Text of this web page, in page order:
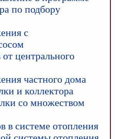
по подбору
с
центрального
частного дома
и коллектора
со множеством
в системе отопления